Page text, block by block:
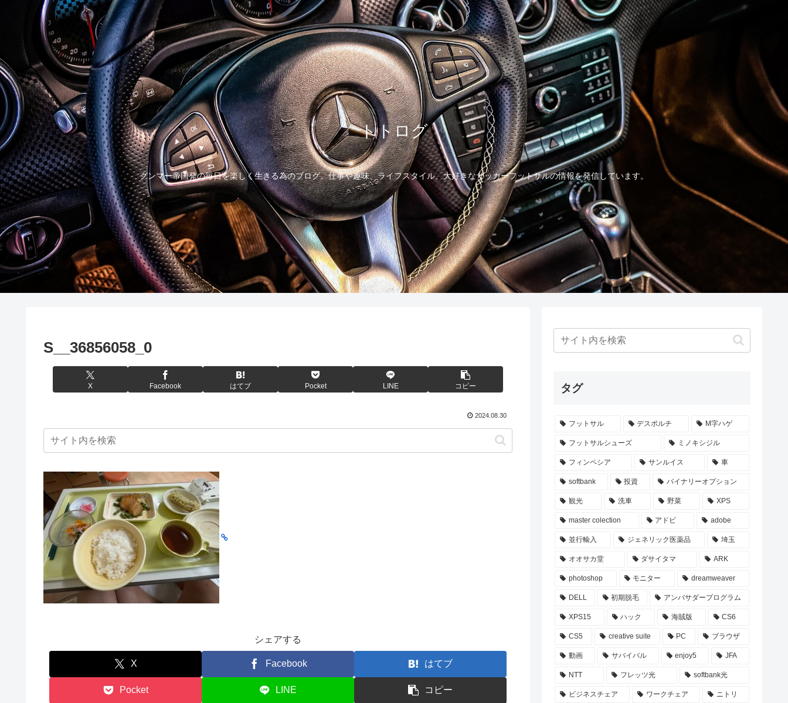
トトログ
グンマー帝国発の毎日を楽しく生きる為のブログ。仕事や趣味、ライフスタイル、大好きなサッカーフットサルの情報を発信しています。
S__36856058_0
X Facebook はてブ Pocket LINE コピー
2024.08.30
シェアする
X Facebook はてブ
Pocket LINE コピー
タグ
フットサル デスポルチ M字ハゲ
フットサルシューズ ミノキシジル
フィンペシア サンルイス 車
softbank 投資 バイナリーオプション
観光 洗車 野菜 XPS
master colection アドビ adobe
並行輸入 ジェネリック医薬品 埼玉
オオサカ堂 ダサイタマ ARK
photoshop モニター dreamweaver
DELL 初期脱毛 アンバサダープログラム
XPS15 ハック 海賊版 CS6
CS5 creative suite PC ブラウザ
動画 サバイバル enjoy5 JFA
NTT フレッツ光 softbank光
ビジネスチェア ワークチェア ニトリ